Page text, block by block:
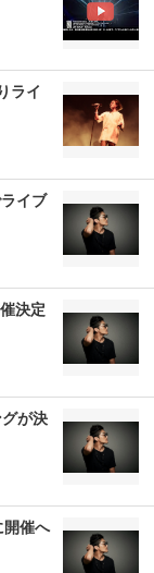
ライ
イブ
決定
が決
催へ